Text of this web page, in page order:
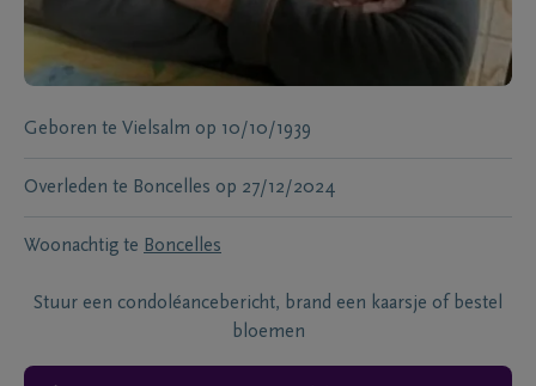
Geboren te Vielsalm op 10/10/1939
Overleden te Boncelles op 27/12/2024
Woonachtig te Boncelles
Stuur een condoléancebericht, brand een kaarsje of bestel
bloemen